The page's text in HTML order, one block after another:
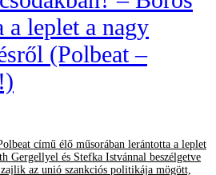
a leplet a nagy
(Polbeat –
című élő műsorában lerántotta a leplet
Gergellyel és Stefka Istvánnal beszélgetve
az unió szankciós politikája mögött,